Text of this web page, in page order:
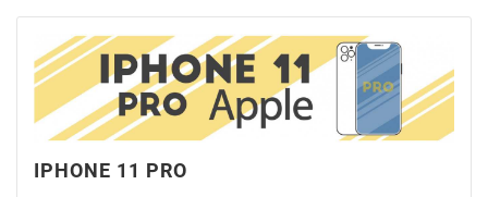
IPHONE 11 PRO